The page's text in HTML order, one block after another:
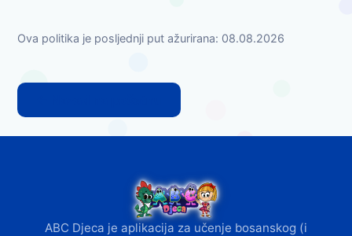
Ova politika je posljednji put ažurirana: 08.08.2026
ABC Djeca je aplikacija za učenje bosanskog (i